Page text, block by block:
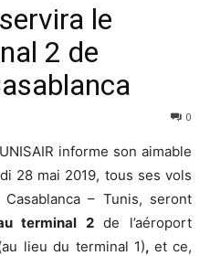
le
2 de
0
informe son aimable
28 mai 2019, tous ses vols
– Tunis, seront
terminal 2de l’aéroport
lieu du terminal 1), et ce,